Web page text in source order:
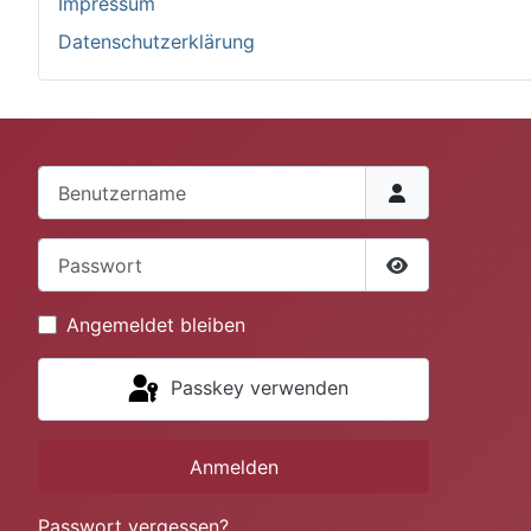
Datenschutzerklärung
Passwort
Angemeldet bleiben
Passkey verwenden
Anmelden